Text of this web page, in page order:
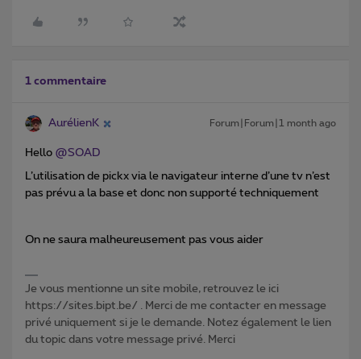
1 commentaire
AurélienK Forum|Forum|1 month ago
Hello ​ @SOAD
L’utilisation de pickx via le navigateur interne d’une tv n’est
pas prévu a la base et donc non supporté techniquement
On ne saura malheureusement pas vous aider
Je vous mentionne un site mobile, retrouvez le ici
https://sites.bipt.be/ . Merci de me contacter en message
privé uniquement si je le demande. Notez également le lien
du topic dans votre message privé. Merci